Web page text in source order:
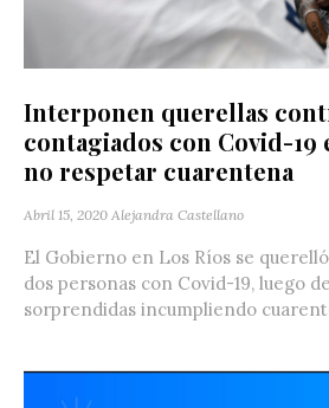
Interponen querellas
contagiados con Covid-19
no respetar cuarentena
Abril 15, 2020 Alejandra Castellano
El Gobierno en Los Ríos se
dos personas con Covid-19, luego
sorprendidas incumpliendo